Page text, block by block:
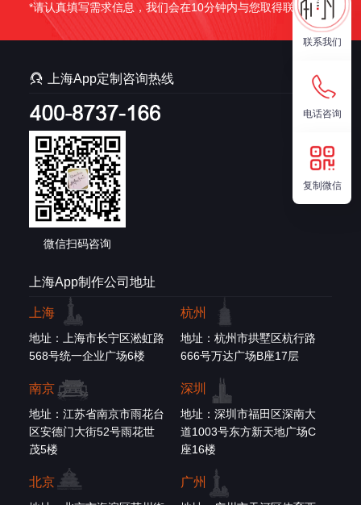
联系我们
电话咨询
复制微信
*请认真填写需求信息，我们会在10分钟内与您取得联系。
 上海App定制咨询热线
微信扫码咨询
上海App制作公司地址
上海
地址：上海市长宁区淞虹路
568号统一企业广场6楼
杭州
地址：杭州市拱墅区杭行路
666号万达广场B座17层
南京
地址：江苏省南京市雨花台
区安德门大街52号雨花世
茂5楼
深圳
地址：深圳市福田区深南大
道1003号东方新天地广场C
座16楼
北京 广州